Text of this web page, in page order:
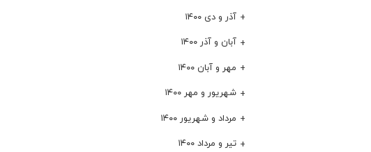
آذر و دی ۱۴۰۰
آبان و آذر ۱۴۰۰
مهر و آبان ۱۴۰۰
شهریور و مهر ۱۴۰۰
مرداد و شهریور ۱۴۰۰
تیر و مرداد ۱۴۰۰